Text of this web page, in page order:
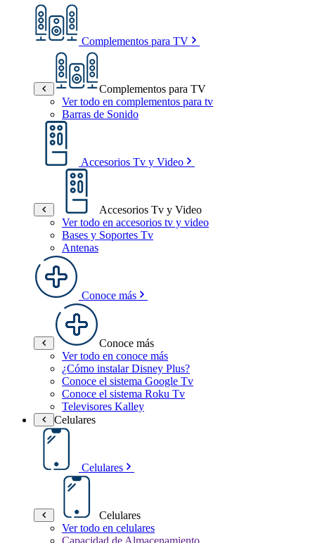
Complementos para TV
Complementos para TV
Ver todo en complementos para tv
Barras de Sonido
Accesorios Tv y Video
Accesorios Tv y Video
Ver todo en accesorios tv y video
Bases y Soportes Tv
Antenas
Conoce más
Conoce más
Ver todo en conoce más
¿Cómo instalar Disney Plus?
Conoce el sistema Google Tv
Conoce el sistema Roku Tv
Televisores Kalley
Celulares
Celulares
Celulares
Ver todo en celulares
Capacidad de Almacenamiento